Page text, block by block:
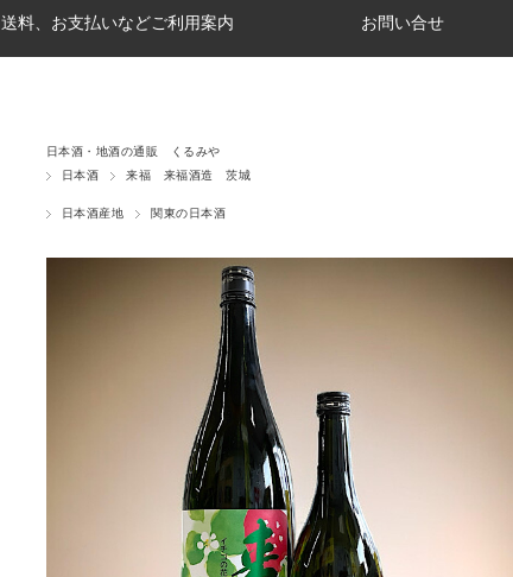
送料、お支払いなどご利用案内 お問い合せ
日本酒・地酒の通販 くるみや
日本酒
来福 来福酒造 茨城
日本酒産地 関東の日本酒